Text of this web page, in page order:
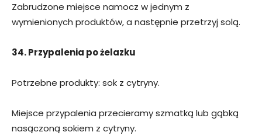
Zabrudzone miejsce namocz w jednym z
wymienionych produktów, a następnie przetrzyj solą.
34. Przypalenia po żelazku
Potrzebne produkty: sok z cytryny.
Miejsce przypalenia przecieramy szmatką lub gąbką
nasączoną sokiem z cytryny.